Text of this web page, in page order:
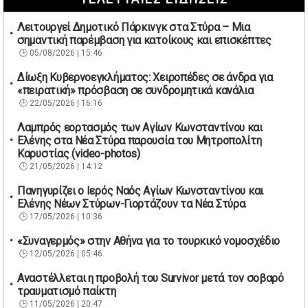
Λειτουργεί Δημοτικό Πάρκινγκ στα Στύρα – Μια
σημαντική παρέμβαση για κατοίκους και επισκέπτες
05/08/2026 | 15:46
Δίωξη Κυβερνοεγκλήματος: Χειροπέδες σε άνδρα για
«πειρατική» πρόσβαση σε συνδρομητικά κανάλια
22/05/2026 | 16:16
Λαμπρός εορτασμός των Αγίων Κωνσταντίνου και
Ελένης στα Νέα Στύρα παρουσία του Μητροπολίτη
Καρυστίας (video-photos)
21/05/2026 | 14:12
Πανηγυρίζει ο Ιερός Ναός Αγίων Κωνσταντίνου και
Ελένης Νέων Στύρων-Γιορτάζουν τα Νέα Στύρα
17/05/2026 | 10:36
«Συναγερμός» στην Αθήνα για το τουρκικό νομοσχέδιο
12/05/2026 | 05:46
Αναστέλλεται η προβολή του Survivor μετά τον σοβαρό
τραυματισμό παίκτη
11/05/2026 | 20:47